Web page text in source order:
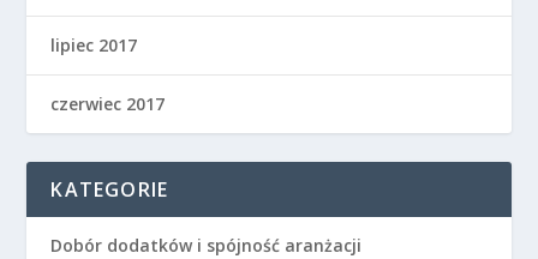
lipiec 2017
czerwiec 2017
KATEGORIE
Dobór dodatków i spójność aranżacji